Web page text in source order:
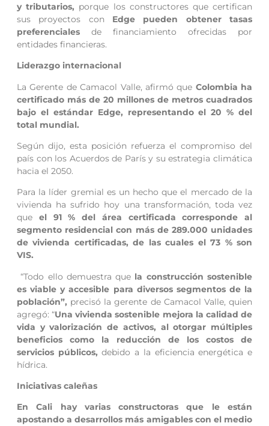
y tributarios, porque los constructores que certifican
sus proyectos con Edge pueden obtener tasas
preferenciales de financiamiento ofrecidas por
entidades financieras.
Liderazgo internacional
La Gerente de Camacol Valle, afirmó que Colombia ha
certificado más de 20 millones de metros cuadrados
bajo el estándar Edge, representando el 20 % del
total mundial.
Según dijo, esta posición refuerza el compromiso del
país con los Acuerdos de París y su estrategia climática
hacia el 2050.
Para la líder gremial es un hecho que el mercado de la
vivienda ha sufrido hoy una transformación, toda vez
que el 91 % del área certificada corresponde al
segmento residencial con más de 289.000 unidades
de vivienda certificadas, de las cuales el 73 % son
VIS.
“Todo ello demuestra que la construcción sostenible
es viable y accesible para diversos segmentos de la
población”, precisó la gerente de Camacol Valle, quien
agregó: “Una vivienda sostenible mejora la calidad de
vida y valorización de activos, al otorgar múltiples
beneficios como la reducción de los costos de
servicios públicos,debido a la eficiencia energética e
hídrica.
Iniciativas caleñas
En Cali hay varias constructoras que le están
apostando a desarrollos más amigables con el medio